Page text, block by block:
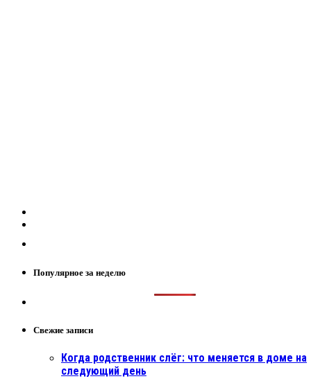
Популярное за неделю
Свежие записи
Когда родственник слёг: что меняется в доме на
следующий день